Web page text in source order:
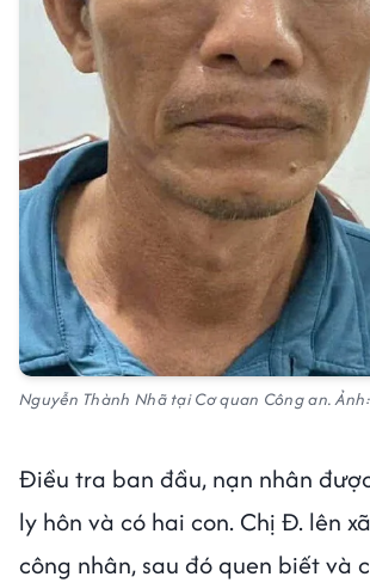
Nguyễn Thành Nhã tại Cơ quan Công an.
Điều tra ban đầu, nạn nhân
ly hôn và có hai con. Chị Đ. lên
công nhân, sau đó quen biết và